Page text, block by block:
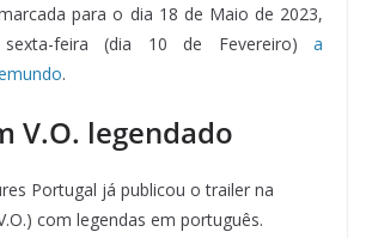
para o dia 18 de Maio de 2023,
feira (dia 10 de Fevereiro) a
.
V.O. legendado
Portugal já publicou o trailer na
com legendas em português.